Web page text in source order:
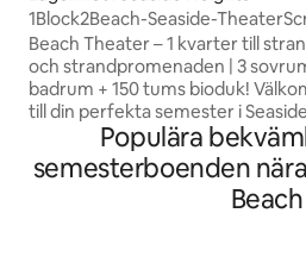
1Block2Beach-Seaside-
3BR-2Parkering
Beach Theater – 1 kvarter till
och strandpromenaden | 3
badrum + 150 tums bioduk! Välkommen
till din perfekta semester i Seaside
Heights! Denna vackert
lägenhet med 3 sovrum och 2
ligger bara ett kvarter från
strandpromenaden, vilket gör att
Populära
semesterboenden
Beach